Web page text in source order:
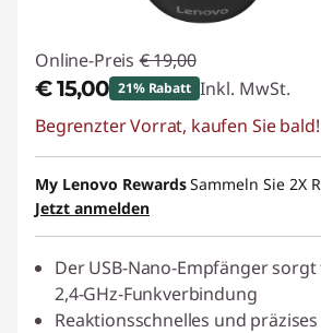
Online-Preis € 19,00
€ 15,00 21% Rabatt Inkl. MwSt.
eCoupon-Rabatt :-€ 4,00
eCoupon :BACKTOSCHOOL
Begrenzter Vorrat, kaufen Sie bald!
My Lenovo RewardsSammeln Sie 2X
Jetzt anmelden
Der USB-Nano-Empfänger
2,4-GHz-Funkverbindung
Reaktionsschnelles und